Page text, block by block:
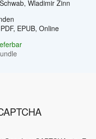
Wladimir Zinn
EPUB, Online